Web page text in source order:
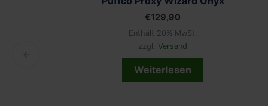
€129,90
Enthält 20% MwSt.
zzgl. Versand
Weiterlesen